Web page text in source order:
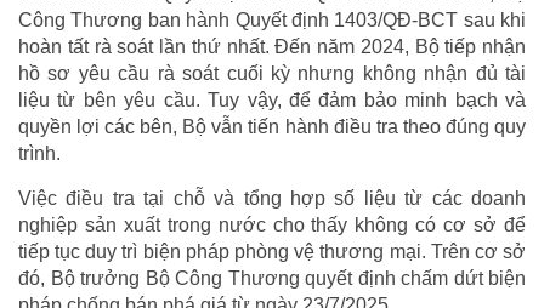
Công Thương ban hành Quyết định 1403/QĐ-BCT sau khi
hoàn tất rà soát lần thứ nhất. Đến năm 2024, Bộ tiếp nhận
hồ sơ yêu cầu rà soát cuối kỳ nhưng không nhận đủ tài
liệu từ bên yêu cầu. Tuy vậy, để đảm bảo minh bạch và
quyền lợi các bên, Bộ vẫn tiến hành điều tra theo đúng quy
trình.
Việc điều tra tại chỗ và tổng hợp số liệu từ các doanh
nghiệp sản xuất trong nước cho thấy không có cơ sở để
tiếp tục duy trì biện pháp phòng vệ thương mại. Trên cơ sở
đó, Bộ trưởng Bộ Công Thương quyết định chấm dứt biện